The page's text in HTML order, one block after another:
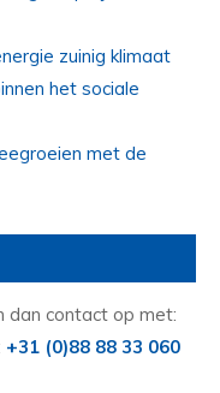
zuinig klimaat
het sociale
met de
dan contact op met:
+31 (0)88 88 33 060